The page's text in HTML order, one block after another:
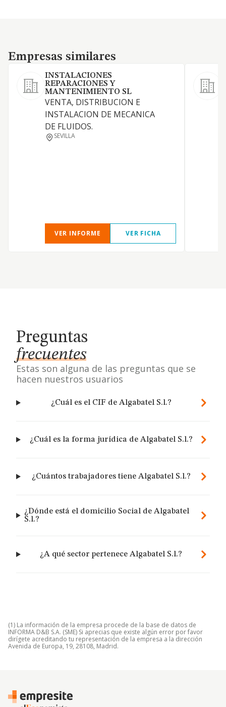
Empresas similares
Empresas similares
INSTALACIONES
REPARACIONES Y
MANTENIMIENTO SL
VENTA, DISTRIBUCION E
INSTALACION DE MECANICA
DE FLUIDOS.
SEVILLA
VER INFORME VER FICHA
Preguntas
frecuentes
Estas son alguna de las preguntas que se
hacen nuestros usuarios
¿Cuál es el CIF de Algabatel S.l.?
¿Cuál es la forma jurídica de Algabatel S.l.?
¿Cuántos trabajadores tiene Algabatel S.l.?
¿Dónde está el domicilio Social de Algabatel
S.l.?
¿A qué sector pertenece Algabatel S.l.?
(1) La información de la empresa procede de la base de datos de
INFORMA D&B S.A. (SME) Si aprecias que existe algún error por favor
dirígete acreditando tu representación de la empresa a la dirección
Avenida de Europa, 19, 28108, Madrid.